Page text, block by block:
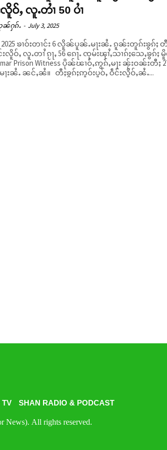
လိူဝ်ႇ လူႉတၢႆ 50 ပၢႆ
ၼ်ႁၵ်ႉ - July 3, 2025
ၶၢဝ်းတၢင်း 6 လိူၼ်ပူၼ်ႉမႃးၼႆႉ ၵူၼ်းတူၵ်းၶွၵ်ႈ
းလိူဝ်ႇ လူႉတၢႆ ၵႂႃႇ 56 ၵေႃႉ ၸုမ်းၾၢႆႇသၢၵ်ႈသေႇၶွၵ်ႈ
Prison Witness ပိုၼ်ၽၢဝ်ႇဢွၵ်ႇမႃး ၼႂ်းဝၼ်းတီႈ
ပူၼ်ႉမႃးၼႆႉ ၼင်ႇၼႆ။ တီႈၶွၵ်ႈဢူဝ်းပူဝ်ႇ ဝဵင်းလိူဝ်ႇၼႆႉ...
TV SHAN RADIO & PODCAST
All rights reserved.